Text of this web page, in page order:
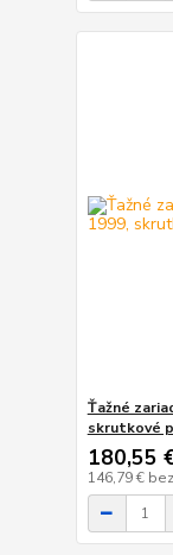
Ťažné
skrutkové
180,55
146,79 €